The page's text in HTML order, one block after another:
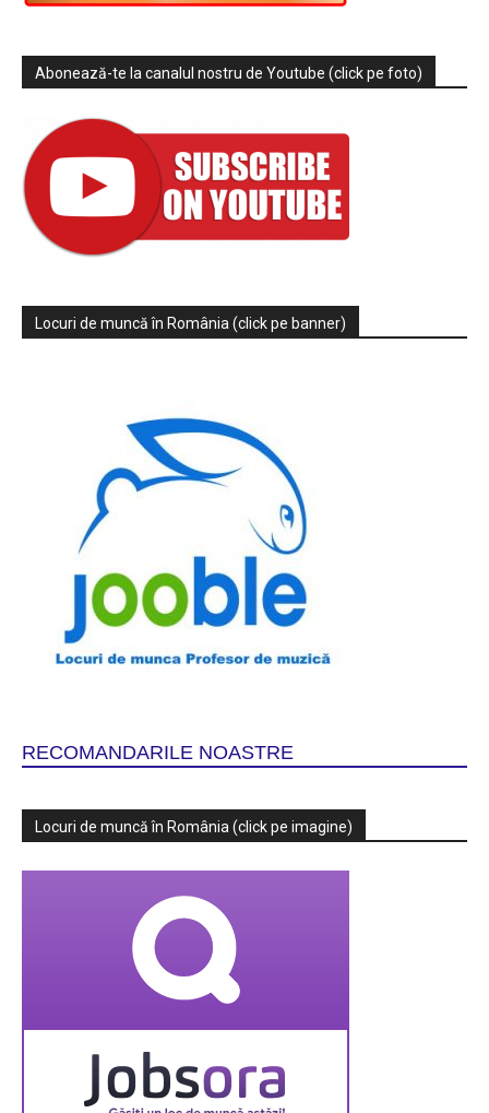
Abonează-te la canalul nostru de Youtube (click pe foto)
Locuri de muncă în România (click pe banner)
RECOMANDARILE NOASTRE
Locuri de muncă în România (click pe imagine)